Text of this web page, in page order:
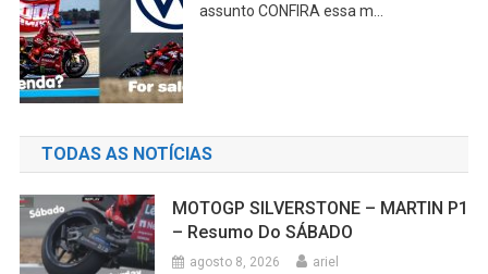
assunto CONFIRA essa m...
TODAS AS NOTÍCIAS
MOTOGP SILVERSTONE – MARTIN P1
– Resumo Do SÁBADO
agosto 8, 2026 ariel